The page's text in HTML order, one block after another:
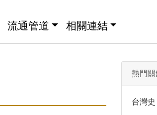
流通管道 相關連結
熱門關
台灣史